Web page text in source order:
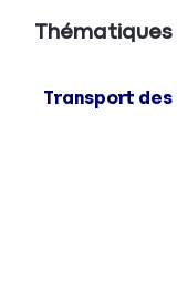
Thématiques
Transport des